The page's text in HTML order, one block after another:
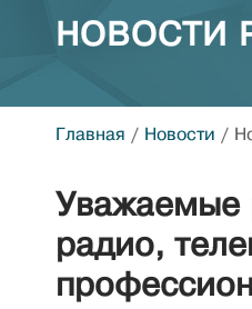
НОВОСТИ
Главная / Новости /
Уважаемые
радио,